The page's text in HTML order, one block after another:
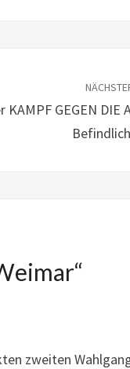
KAMPF GEGEN DIE
“
zweiten